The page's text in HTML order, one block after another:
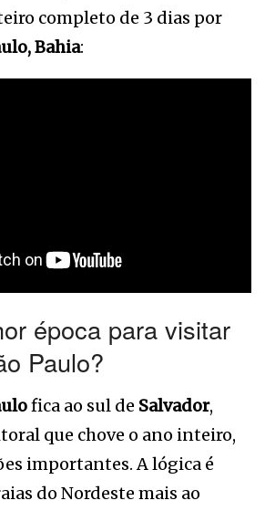
completo de 3 dias por
Bahia:
época para visitar
Paulo?
fica ao sul de Salvador,
que chove o ano inteiro,
importantes. A lógica é
do Nordeste mais ao